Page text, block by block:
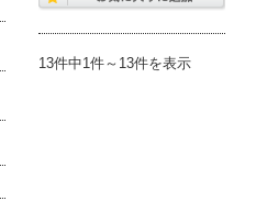
13件中1件～13件を表示